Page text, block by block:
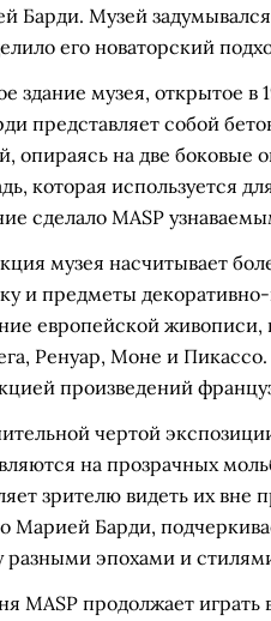
Барди. Музей
его новаторский
здание музея, открытое
представляет собой
опираясь на две боковые
которая используется
сделало MASP
музея насчитывает
и предметы
европейской живописи,
Ренуар, Моне и
произведений
чертой
на прозрачных
зрителю видеть их
Марией Барди,
разными эпохами и
MASP продолжает